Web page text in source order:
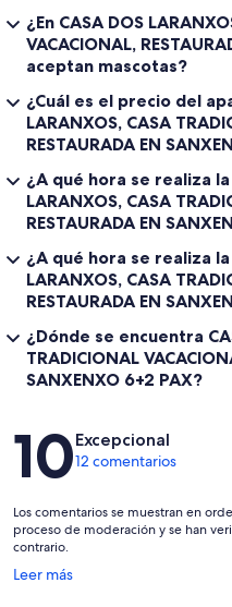
¿En CASA DOS
VACACIONAL,
aceptan mascotas?
¿Cuál es el precio del
LARANXOS, CASA
RESTAURADA EN
¿A qué hora se realiza
LARANXOS, CASA
RESTAURADA EN
¿A qué hora se realiza la
LARANXOS, CASA
RESTAURADA EN
¿Dónde se encuentra
TRADICIONAL
SANXENXO 6+2 PAX?
Comentarios
10Excepcional
12 comentarios
Los comentarios se muestran en
proceso de moderación y se han
contrario.
Leer más
Se